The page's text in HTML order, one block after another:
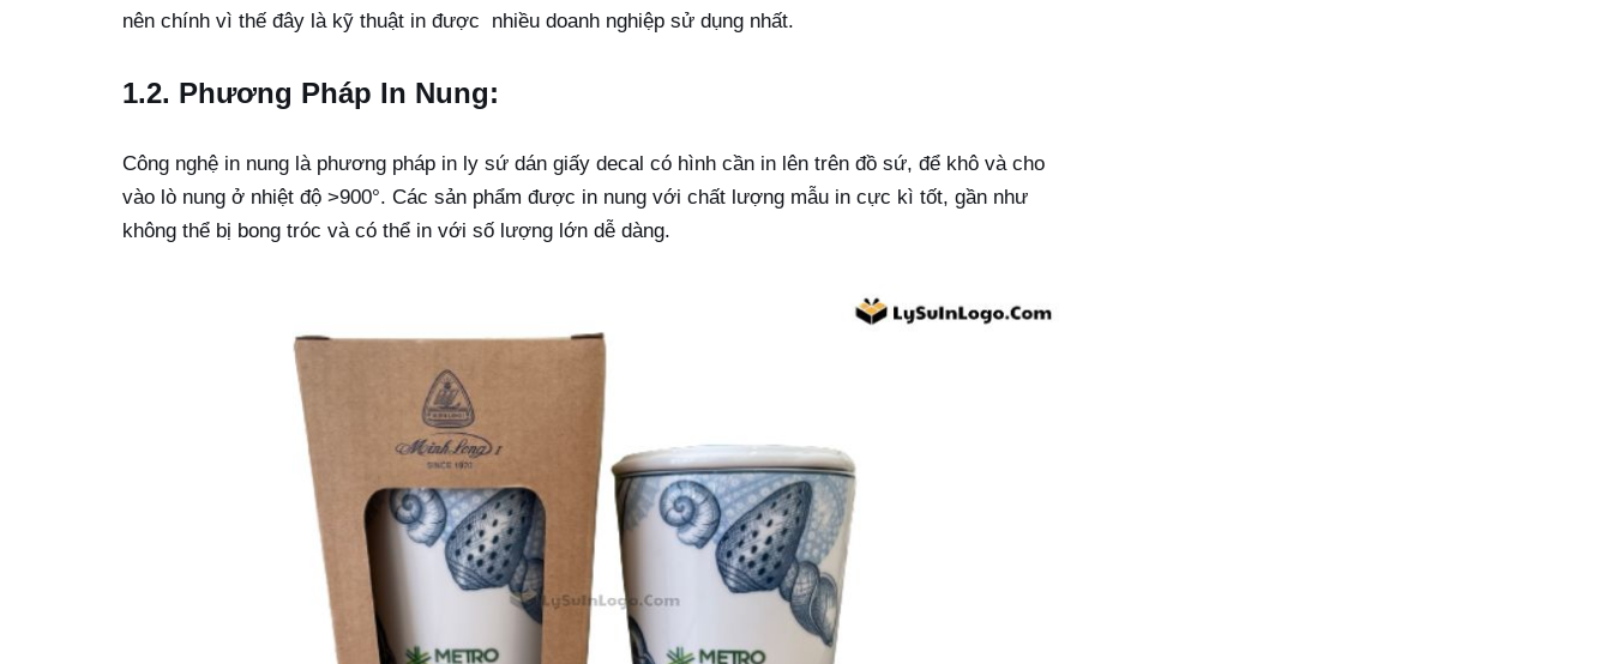
nên chính vì thế đây là kỹ thuật in được nhiều doanh nghiệp sử dụng nhất.
1.2. Phương Pháp In Nung:
Công nghệ in nung là phương pháp in ly sứ dán giấy decal có hình cần in lên trên đồ sứ, để khô và cho
vào lò nung ở nhiệt độ >900°. Các sản phẩm được in nung với chất lượng mẫu in cực kì tốt, gần như
không thể bị bong tróc và có thể in với số lượng lớn dễ dàng.